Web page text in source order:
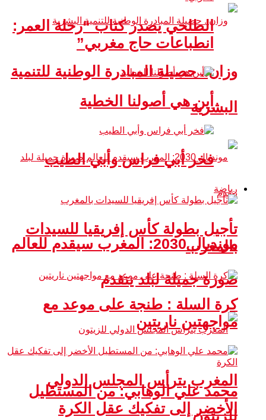
وزان.. حصيلة المبادرة الوطنية للتنمية
البشرية
مونديال 2030: المغرب سيقدم للعالم
صورة جميلة لبلد يتقدم
المغرب يترأس المجلس الدولي
للزيتون
الطلحي يصدر كتاب “رحلة العمر:
انطباعات حاج مغربي”
أين هي أصولنا الخطية
فخر أبي فراس وأبي الطيب
رياضة
تأجيل بطولة كأس إفريقيا للسيدات
بالمغرب
كرة السلة : طنجة على موعد مع
مواجهتين ناريتين
محمد علي الوهابي: من المستطيل
الأخضر إلى تفكيك عقل الكرة